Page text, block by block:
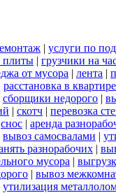
| услуги по
плиты | грузчики на
от мусора | лента |
расстановка в квартире
сборщики недорого |
| скотч | перевозка
снос | аренда
вывоз самосвалами |
разнорабочих |
мусора |
| вывоз
утилизация